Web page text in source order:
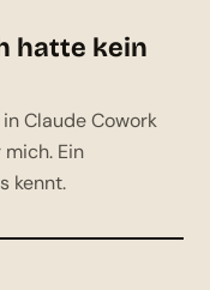
hatte kein
Claude Cowork
Ein
kennt.